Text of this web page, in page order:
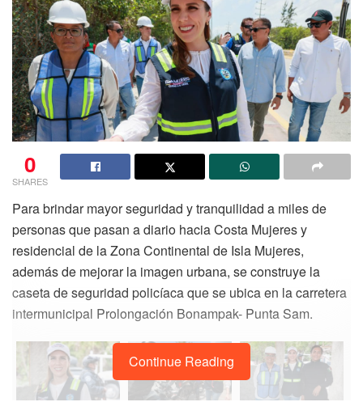
0
SHARES
Para brindar mayor seguridad y tranquilidad a miles de
personas que pasan a diario hacia Costa Mujeres y
residencial de la Zona Continental de Isla Mujeres,
además de mejorar la imagen urbana, se construye la
caseta de seguridad policíaca que se ubica en la carretera
intermunicipal Prolongación Bonampak- Punta Sam.
Continue Reading